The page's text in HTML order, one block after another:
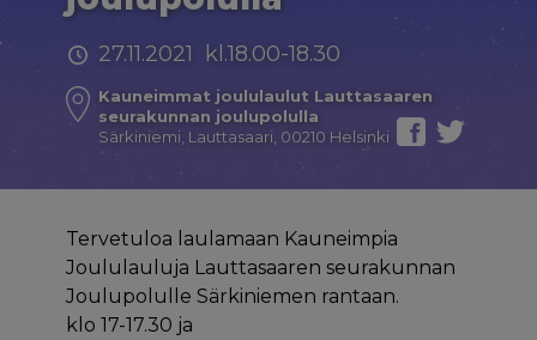
27.11.2021 kl.18.00-18.30
Kauneimmat joululaulut Lauttasaaren
seurakunnan joulupolulla
Särkiniemi, Lauttasaari, 00210 Helsinki
Tervetuloa laulamaan Kauneimpia
Joululauluja Lauttasaaren seurakunnan
Joulupolulle Särkiniemen rantaan.
klo 17-17.30 ja